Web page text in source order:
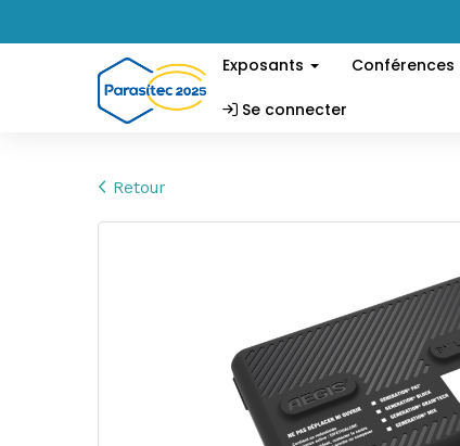
Exposants Conférences
Se connecter
Retour